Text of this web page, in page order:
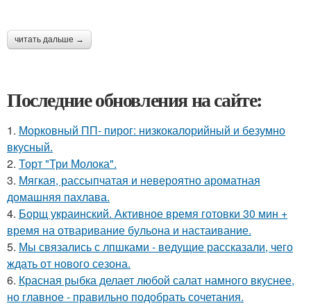
читать дальше →
Последние обновления на сайте:
1. Морковный ПП- пирог: низкокалорийный и безумно
вкусный.
2. Торт "Три Молока".
3. Мягкая, рассыпчатая и невероятно ароматная
домашняя пахлава.
4. Борщ украинский. Активное время готовки 30 мин +
время на отваривание бульона и настаивание.
5. Мы связались с лпшками - ведущие рассказали, чего
ждать от нового сезона.
6. Красная рыбка делает любой салат намного вкуснее,
но главное - правильно подобрать сочетания.